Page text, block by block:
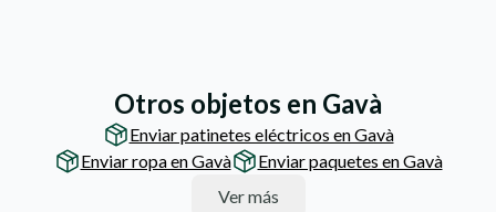
Otros objetos en Gavà
Enviar patinetes eléctricos en Gavà
Enviar ropa en Gavà
Enviar paquetes en Gavà
Ver más